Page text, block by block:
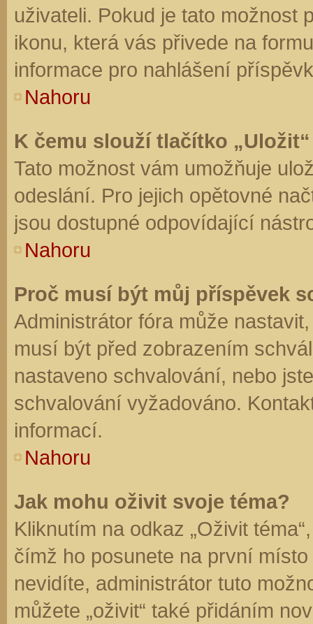
uživateli. Pokud je tato možnost
ikonu, která vás přivede na
informace pro nahlášení
Nahoru
K čemu slouží tlačítko
Tato možnost vám umožňuje
odeslání. Pro jejich opětovné
jsou dostupné odpovídající
Nahoru
Proč musí být můj příspěvek
Administrátor fóra může
musí být před zobrazením
nastaveno schvalování, nebo
schvalování vyžadováno.
informací.
Nahoru
Jak mohu oživit svoje téma?
Kliknutím na odkaz „Oživit
čímž ho posunete na první
nevidíte, administrátor tuto
můžete „oživit“ také přidáním